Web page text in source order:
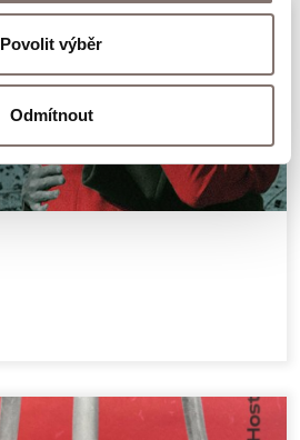
Povolit výběr
Odmítnout